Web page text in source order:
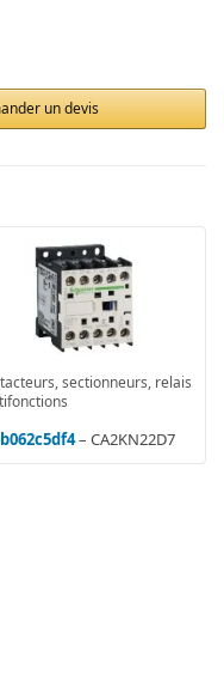
un devis
sectionneurs, relais
– CA2KN22D7